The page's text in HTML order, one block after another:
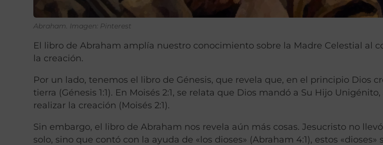
Abraham. Imagen: Pinterest
El libro de Abraham amplía nuestro conocimiento sobre la Madre Celestial al
la creación.
Por un lado, tenemos el libro de Génesis, que revela que, en el principio Dios
tierra (Génesis 1:1). En Moisés 2:1, se relata que Dios mandó a Su Hijo
realizar la creación (Moisés 2:1).
Sin embargo, el libro de Abraham nos revela aún más cosas. Jesucristo no
solo, sino que contó con la ayuda de «los dioses» (Abraham 4:1), estos